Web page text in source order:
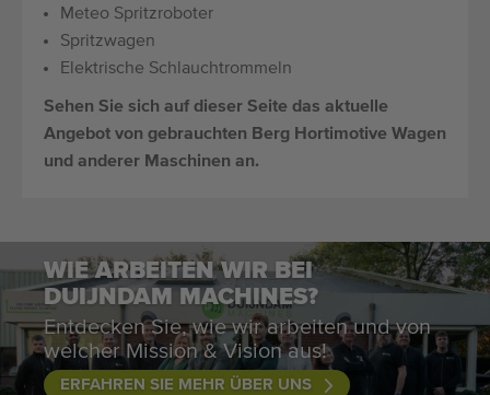
Meteo Spritzroboter
Spritzwagen
Elektrische Schlauchtrommeln
Sehen Sie sich auf dieser Seite das aktuelle
Angebot von gebrauchten Berg Hortimotive Wagen
und anderer Maschinen an.
WIE ARBEITEN WIR BEI
DUIJNDAM MACHINES?
Entdecken Sie, wie wir arbeiten und von
welcher Mission & Vision aus!
ERFAHREN SIE MEHR ÜBER UNS